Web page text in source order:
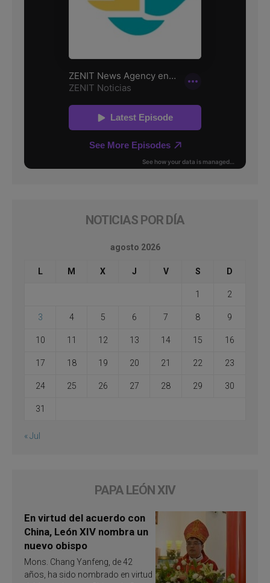
NOTICIAS POR DÍA
agosto 2026
L M X J V S D
1 2
3 4 5 6 7 8 9
10 11 12 13 14 15 16
17 18 19 20 21 22 23
24 25 26 27 28 29 30
31
« Jul
PAPA LEÓN XIV
En virtud del acuerdo con
China, León XIV nombra un
nuevo obispo
Mons. Chang Yanfeng, de 42
años, ha sido nombrado en virtud